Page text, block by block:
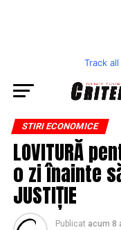
Track
STIRI ECONOMICE
LOVITURĂ
o zi înainte
JUSTIȚIE
Publicat acum 8